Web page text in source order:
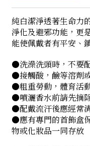
純白潔淨透著生命力
淨化及避邪功能，更
能使佩戴者有平安、
●洗澡洗頭時，不要
●接觸酸，鹼等溶劑
●粗重勞動，體育活
●噴灑香水前請先摘
●配戴流汗後應經常
●應有專門的首飾盒
物或化妝品一同存放